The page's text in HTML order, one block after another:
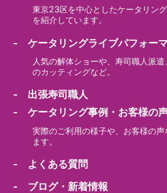
東京23区を中心としたケータリン
を紹介しています。
- ケータリングライブパフォー
人気の解体ショーや、寿司職人派
のカッティングなど。
- 出張寿司職人
- ケータリング事例・お客様の
実際のご利用の様子や、お客様の
ます。
- よくある質問
- ブログ・新着情報